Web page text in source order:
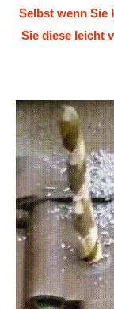
Selbst wenn Sie
Sie diese leicht